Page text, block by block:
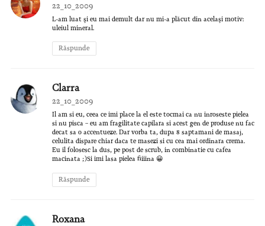
22_10_2009
L-am luat şi eu mai demult dar nu mi-a plăcut din acelaşi motiv:
uleiul mineral.
Răspunde
Clarra
22_10_2009
Il am si eu, ceea ce imi place la el este tocmai ca nu inroseste pielea
si nu pisca – eu am fragilitate capilara si acest gen de produse nu fac
decat sa o accentueze. Dar vorba ta, dupa 8 saptamani de masaj,
celulita dispare chiar daca te masezi si cu cea mai ordinara crema.
Eu il folosesc la dus, pe post de scrub, in combinatie cu cafea
macinata ;)Si imi lasa pielea fiiiina 😀
Răspunde
Roxana